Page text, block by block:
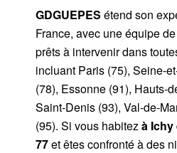
GDGUEPES étend son
France, avec une équipe
prêts à intervenir dans
incluant Paris (75), Seine-
(78), Essonne (91), Hauts-
Saint-Denis (93), Val-de-
(95). Si vous habitez à Ichy
77et êtes confronté à des